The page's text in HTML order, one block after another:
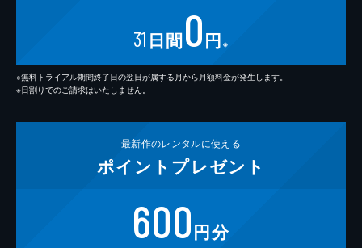
31 日間0円 ※
※無料トライアル期間終了日の翌日が属する月から月額料金が発生します。
※日割りでのご請求はいたしません。
最新作のレンタルに使える
ポイント プレゼント
600円分